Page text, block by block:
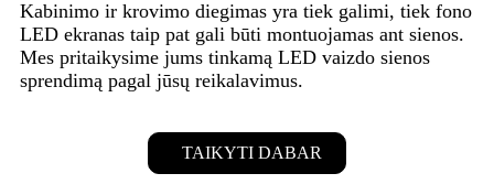
Kabinimo ir krovimo diegimas yra tiek galimi, tiek fono
LED ekranas taip pat gali būti montuojamas ant sienos.
Mes pritaikysime jums tinkamą LED vaizdo sienos
sprendimą pagal jūsų reikalavimus.
TAIKYTI DABAR